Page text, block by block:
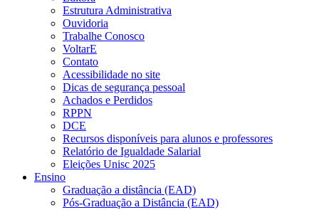
Estrutura Administrativa
Ouvidoria
Trabalhe Conosco
VoltarE
Contato
Acessibilidade no site
Dicas de segurança pessoal
Achados e Perdidos
RPPN
DCE
Recursos disponíveis para alunos e professores
Relatório de Igualdade Salarial
Eleições Unisc 2025
Ensino
Graduação a distância (EAD)
Pós-Graduação a Distância (EAD)